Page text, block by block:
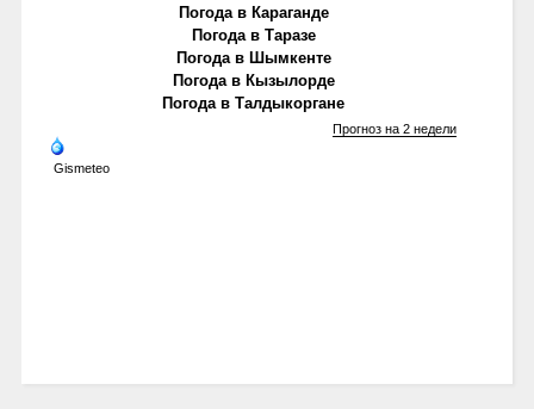
Погода в Караганде
Погода в Таразе
Погода в Шымкенте
Погода в Кызылорде
Погода в Талдыкоргане
Gismeteo
Прогноз на 2 недели